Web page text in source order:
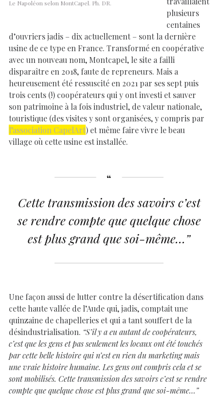
Le Napoléon selon MontCapel. Ph. DR.
plusieurs
centaines
d’ouvriers jadis – dix actuellement – sont la dernière
usine de ce type en France. Transformé en coopérative
avec un nouveau nom, Montcapel, le site a failli
disparaître en 2018, faute de repreneurs. Mais a
heureusement été ressuscité en 2021 par ses sept puis
trois cents (!) coopérateurs qui y ont investi et sauver
son patrimoine à la fois industriel, de valeur nationale,
touristique (des visites y sont organisées, y compris par
l’association CapelArt) et même faire vivre le beau
village où cette usine est installée.
Cette transmission des savoirs c’est
se rendre compte que quelque chose
est plus grand que soi-même…”
Une façon aussi de lutter contre la désertification dans
cette haute vallée de l’Aude qui, jadis, comptait une
quinzaine de chapelleries et qui a tant souffert de la
désindustrialisation. “S’il y a eu autant de coopérateurs,
c’est que les gens et pas seulement les locaux ont été touchés
par cette belle histoire qui n’est en rien du marketing mais
une vraie histoire humaine. Les gens ont compris cela et se
sont mobilisés. Cette transmission des savoirs c’est se rendre
compte que quelque chose est plus grand que soi-même…”